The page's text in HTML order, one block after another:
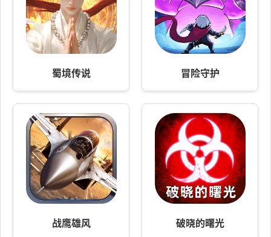
蜀境传说 冒险守护
战鹰雄风 破晓的曙光